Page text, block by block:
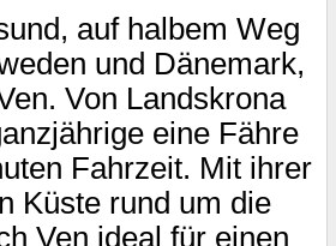
auf halbem Weg
und Dänemark,
Von Landskrona
eine Fähre
Fahrzeit. Mit ihrer
Küste rund um die
Ven ideal für einen